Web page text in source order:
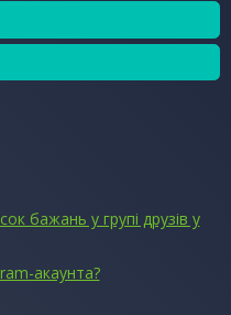
бажань у групі друзів у
акаунта?